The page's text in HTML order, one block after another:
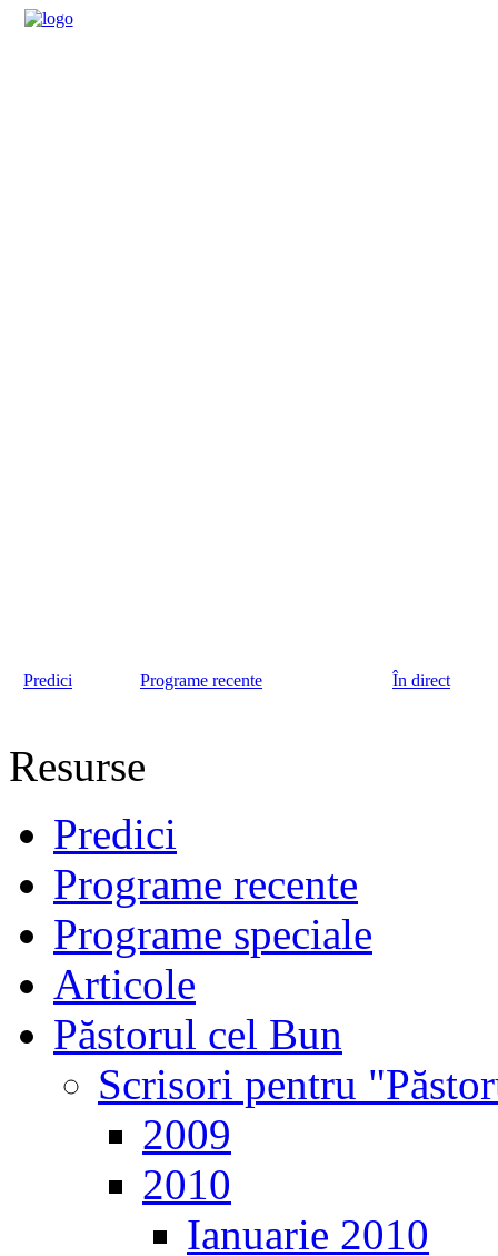
Predici Programe recente În direct
Resurse
Predici
Programe recente
Programe speciale
Articole
Păstorul cel Bun
Scrisori pentru
2009
2010
Ianuarie 2010